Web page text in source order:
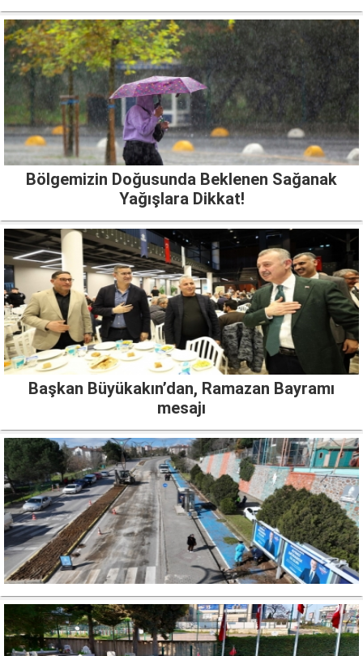
Bölgemizin Doğusunda Beklenen Sağanak
Yağışlara Dikkat!
Başkan Büyükakın’dan, Ramazan Bayramı
mesajı